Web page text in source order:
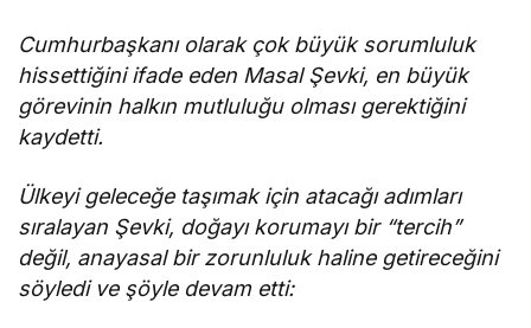
Cumhurbaşkanı olarak çok büyük sorumluluk
hissettiğini ifade eden Masal Şevki, en büyük
görevinin halkın mutluluğu olması gerektiğini
kaydetti.
Ülkeyi geleceğe taşımak için atacağı adımları
sıralayan Şevki, doğayı korumayı bir “tercih”
değil, anayasal bir zorunluluk haline getireceğini
söyledi ve şöyle devam etti: